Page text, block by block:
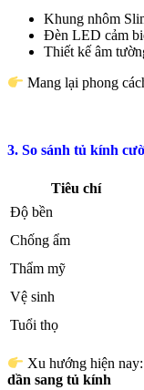
Khung nhôm
Đèn LED cảm
Thiết kế âm
Mang lại phong
3. So sánh tủ kính
Tiêu chí
Độ bền
Chống ẩm
Thẩm mỹ
Vệ sinh
Tuổi thọ
Xu hướng hiện
dần sang tủ kính